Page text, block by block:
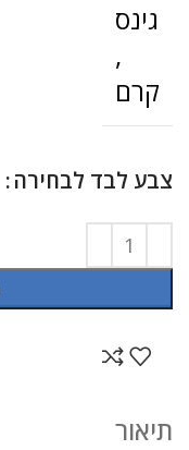
גינס
,
קרם
צבע לבד לבחירה
תיאור